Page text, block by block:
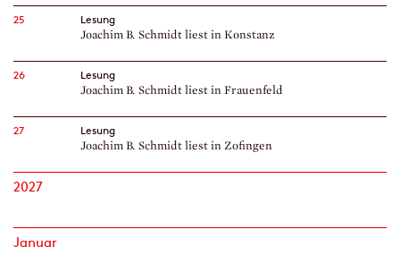
25
Lesung
Joachim B. Schmidt liest in Konstanz
26
Lesung
Joachim B. Schmidt liest in Frauenfeld
27
Lesung
Joachim B. Schmidt liest in Zofingen
2027
Januar